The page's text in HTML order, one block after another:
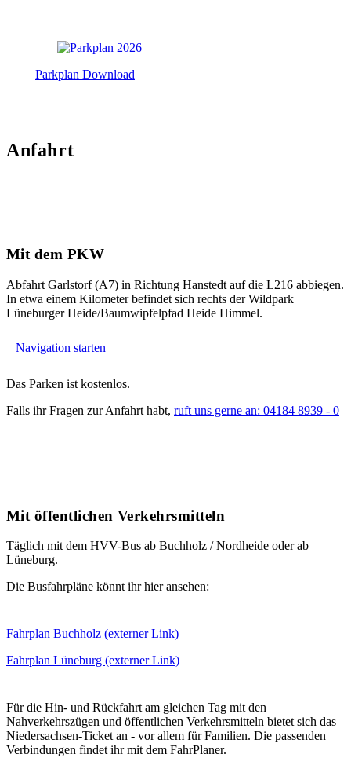
Parkplan Download
Anfahrt
Mit dem PKW
Abfahrt Garlstorf (A7) in Richtung Hanstedt auf die L216 abbiegen.
In etwa einem Kilometer befindet sich rechts der Wildpark
Lüneburger Heide/Baumwipfelpfad Heide Himmel.
Navigation starten
Das Parken ist kostenlos.
Falls ihr Fragen zur Anfahrt habt, ruft uns gerne an: 04184 8939 - 0
Mit öffentlichen Verkehrsmitteln
Täglich mit dem HVV-Bus ab Buchholz / Nordheide oder ab
Lüneburg.
Die Busfahrpläne könnt ihr hier ansehen:
Fahrplan Buchholz (externer Link)
Fahrplan Lüneburg (externer Link)
Für die Hin- und Rückfahrt am gleichen Tag mit den
Nahverkehrszügen und öffentlichen Verkehrsmitteln bietet sich das
Niedersachsen-Ticket an - vor allem für Familien. Die passenden
Verbindungen findet ihr mit dem FahrPlaner.